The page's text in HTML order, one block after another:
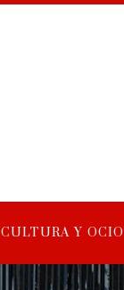
CULTURA Y OCIO